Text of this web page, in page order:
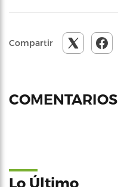
Compartir
COMENTARIOS
Lo Último